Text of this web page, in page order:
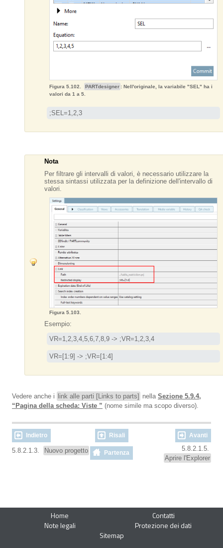
Figura 5.102. PARTdesigner : Nell'originale, la variabile "SEL" ha i
valori da 1 a 5.
;SEL=1,2,3
Nota
Per filtrare gli intervalli di valori, è necessario utilizzare la
stessa sintassi utilizzata per la definizione dell'intervallo di
valori.
Figura 5.103.
Esempio:
VR=1,2,3,4,5,6,7,8,9 -> ;VR=1,2,3,4
VR=[1:9] -> ;VR=[1:4]
Vedere anche i link alle parti [Links to parts] nella Sezione 5.9.4,
“Pagina della scheda: Viste ” (nome simile ma scopo diverso).
Indietro Risali Avanti
5.8.2.1.3. Nuovo progetto Partenza
5.8.2.1.5.
Aprire l'Explorer
Home
Contatti
Note legali
Protezione dei dati
Sitemap